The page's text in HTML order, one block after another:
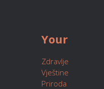
Your
Zdravlje
Vještine
Priroda